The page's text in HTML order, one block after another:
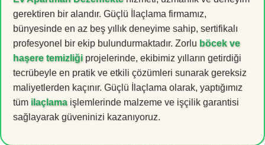
gerektiren bir alandır. Güçlü İlaçlama firmamız,
bünyesinde en az beş yıllık deneyime sahip, sertifikalı
profesyonel bir ekip bulundurmaktadır. Zorlu böcek ve
haşere temizliği projelerinde, ekibimiz yılların getirdiği
tecrübeyle en pratik ve etkili çözümleri sunarak gereksiz
maliyetlerden kaçınır. Güçlü İlaçlama olarak, yaptığımız
tüm ilaçlamaişlemlerinde malzeme ve işçilik garantisi
sağlayarak güveninizi kazanıyoruz.